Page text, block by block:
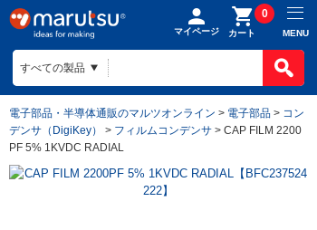
マイページ カート
0
MENU
電子部品・半導体通販のマルツオンライン > 電子部品 > コン
デンサ（DigiKey）
> フィルムコンデンサ > CAP FILM 2200
PF 5% 1KVDC RADIAL